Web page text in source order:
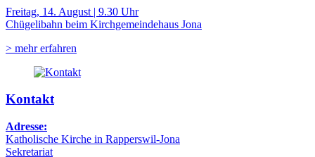
Freitag, 14. August | 9.30 Uhr
Chügelibahn beim Kirchgemeindehaus Jona
> mehr erfahren
Kontakt
Adresse:
Katholische Kirche in Rapperswil-Jona
Sekretariat